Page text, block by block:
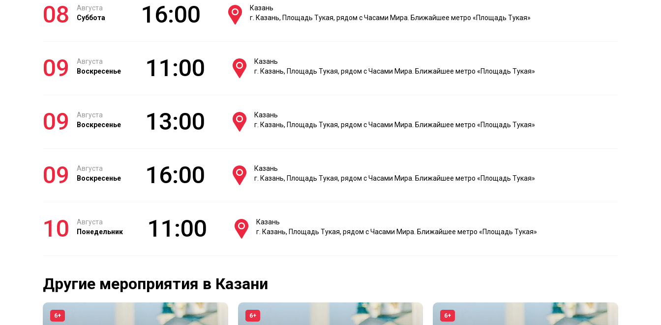
08
Августа
Суббота
16:00
Казань
г. Казань, Площадь Тукая, рядом с Часами Мира. Ближайшее метро «Площадь Тукая»
09
Августа
Воскресенье
11:00
Казань
г. Казань, Площадь Тукая, рядом с Часами Мира. Ближайшее метро «Площадь Тукая»
09
Августа
Воскресенье
13:00
Казань
г. Казань, Площадь Тукая, рядом с Часами Мира. Ближайшее метро «Площадь Тукая»
09
Августа
Воскресенье
16:00
Казань
г. Казань, Площадь Тукая, рядом с Часами Мира. Ближайшее метро «Площадь Тукая»
10
Августа
Понедельник
11:00
Казань
г. Казань, Площадь Тукая, рядом с Часами Мира. Ближайшее метро «Площадь Тукая»
Другие мероприятия в Казани
6+ 6+ 6+